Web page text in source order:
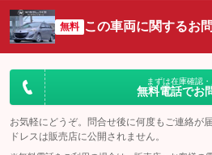
：装備なし
サイドカメラ
：装備なし
エアサスペンション
無料 この車両に関するお
まずは在庫確認
無料電話でお
お気軽にどうぞ。問合せ後に何度もご連絡が
ドレスは販売店に公開されません。